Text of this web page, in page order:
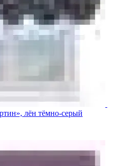
лён тёмно-серый